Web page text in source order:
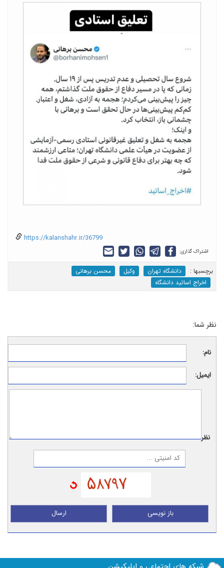
https://kalanshahr.ir/36799
اشتراک گذاری:
برچسب‎ها : دانشگاه تهران وکیل
محسن برهانی
اخراج اساتید دانشگاه
نظر شما:
نام:
ایمیل:
نظر:
ارسال باز نویسی